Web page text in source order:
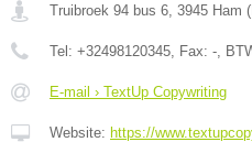
Truibroek 94 bus 6 3945 Ham (
Tel: +32498120345 , Fax: - ,
E-mail › TextUp Copywriting
Website: https://